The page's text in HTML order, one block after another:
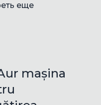
еще
mașina